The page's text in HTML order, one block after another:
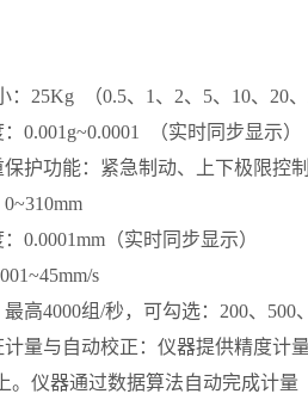
：25Kg （0.5、1、2、5、10、20、
0.001g~0.0001 （实时同步显示）
护功能：紧急制动、上下极限控
0.0001mm（实时同步显示）
s
高4000组/秒，可勾选：200、500
量与自动校正：仪器提供精度计
。仪器通过数据算法自动完成计量